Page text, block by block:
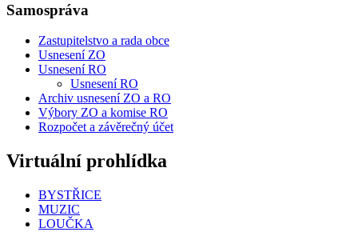
Samospráva
Zastupitelstvo a rada obce
Usnesení ZO
Usnesení RO
Usnesení RO
Archiv usnesení ZO a RO
Výbory ZO a komise RO
Rozpočet a závěrečný účet
Virtuální prohlídka
BYSTŘICE
MUZIC
LOUČKA